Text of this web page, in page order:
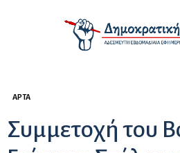
ΆΡΤΑ
Συμμετοχή του